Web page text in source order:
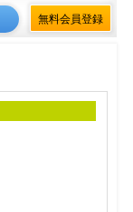
無料会員登録